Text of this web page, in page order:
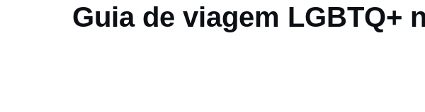
Guia de viagem LGBTQ+